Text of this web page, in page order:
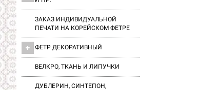
ЗАКАЗ ИНДИВИДУАЛЬНОЙ
ПЕЧАТИ НА КОРЕЙСКОМ ФЕТРЕ
ФЕТР ДЕКОРАТИВНЫЙ
ВЕЛКРО, ТКАНЬ И ЛИПУЧКИ
ДУБЛЕРИН, СИНТЕПОН,